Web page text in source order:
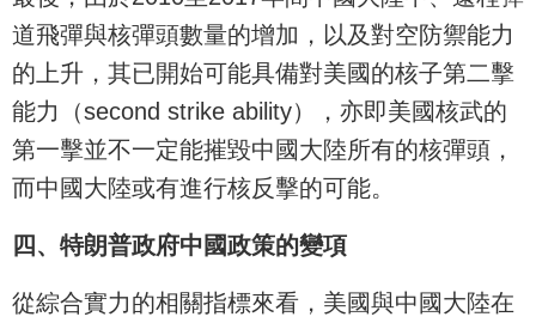
道飛彈與核彈頭數量的增加，以及對空防禦能力
的上升，其已開始可能具備對美國的核子第二擊
能力（second strike ability），亦即美國核武的
第一擊並不一定能摧毀中國大陸所有的核彈頭，
而中國大陸或有進行核反擊的可能。
四、特朗普政府中國政策的變項
從綜合實力的相關指標來看，美國與中國大陸在